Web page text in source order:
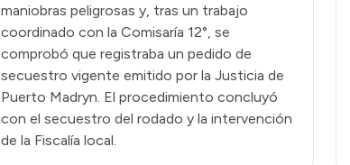
maniobras peligrosas y, tras un trabajo
coordinado con la Comisaría 12°, se
comprobó que registraba un pedido de
secuestro vigente emitido por la Justicia de
Puerto Madryn. El procedimiento concluyó
con el secuestro del rodado y la intervención
de la Fiscalía local.